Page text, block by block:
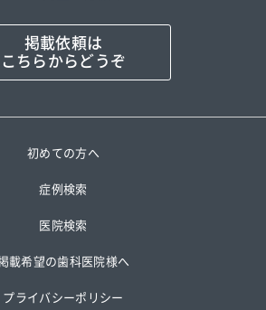
掲載依頼は
こちらからどうぞ
初めての方へ
症例検索
医院検索
載希望の歯科医院様へ
プライバシーポリシー